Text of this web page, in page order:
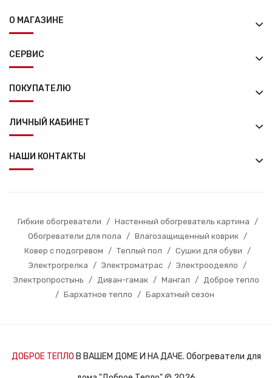
О МАГАЗИНЕ
СЕРВИС
ПОКУПАТЕЛЮ
ЛИЧНЫЙ КАБИНЕТ
НАШИ КОНТАКТЫ
Гибкие обогреватели / Настенный обогреватель картина
/
Обогреватели для пола
/ Влагозащищенный коврик
/
Ковер с подогревом
/ Теплый пол / Сушки для обуви
/
Электрогрелка
/ Электроматрас / Электроодеяло
/
Электропростынь
/ Диван-гамак / Мангал /
Доброе тепло
/ Бархатное тепло / Бархатный сезон
ДОБРОЕ ТЕПЛО В ВАШЕМ ДОМЕ И НА ДАЧЕ. Обогреватели для